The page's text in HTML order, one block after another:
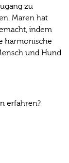
zu
Maren hat
indem
harmonische
und Hund
erfahren?